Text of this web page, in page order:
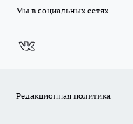
Мы в социальных сетях
Редакционная политика